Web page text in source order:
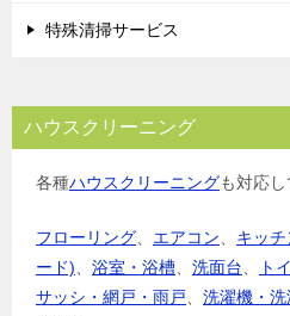
特殊清掃サービス
ハウスクリーニング
各種ハウスクリーニングも対応し
フローリング、 エアコン、 キッ
ード)、 浴室・浴槽、 洗面台、 ト
サッシ・網戸・雨戸、 洗濯機・洗